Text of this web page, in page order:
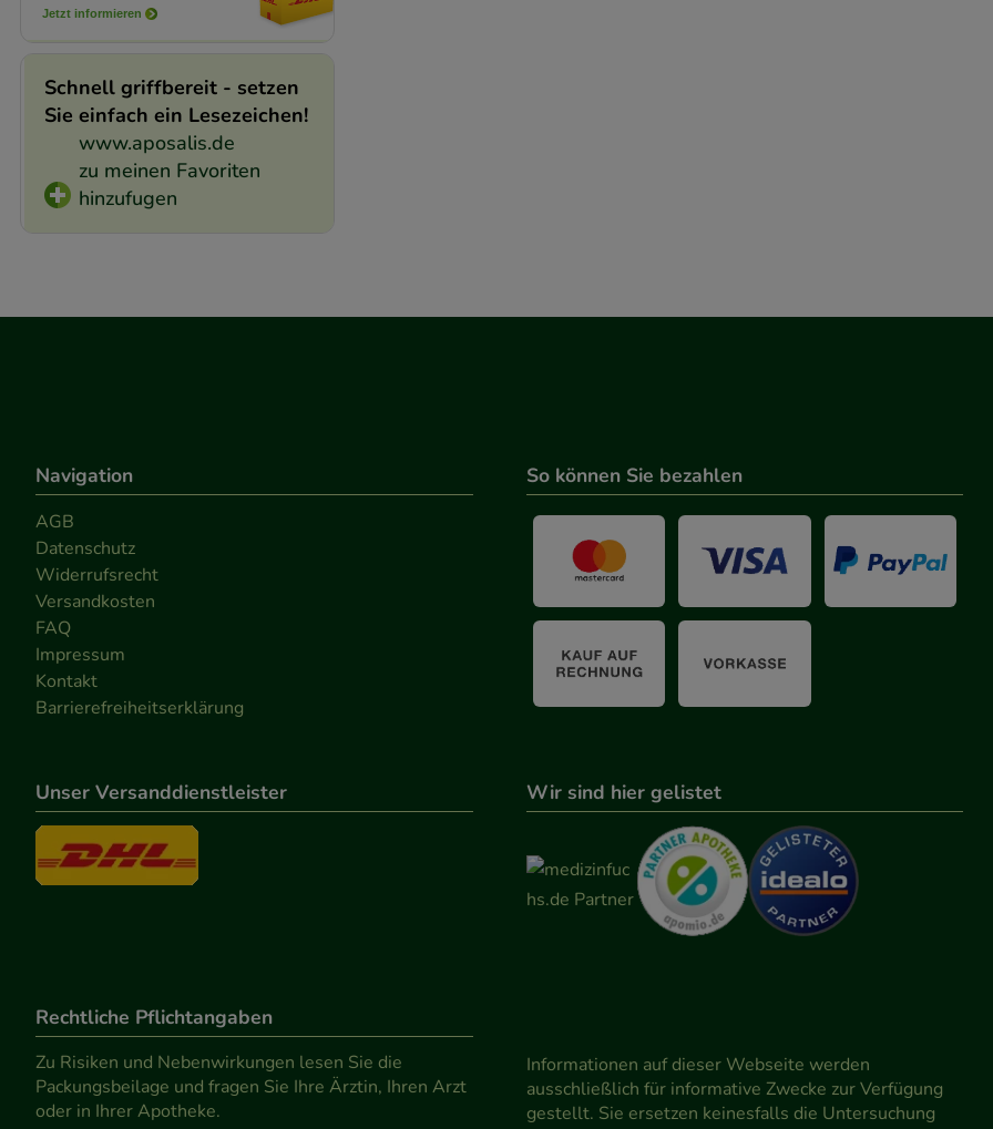
Jetzt informieren
Schnell griffbereit - setzen
Sie einfach ein Lesezeichen!
www.aposalis.de
zu meinen Favoriten
hinzufugen
Navigation
AGB
Datenschutz
Widerrufsrecht
Versandkosten
FAQ
Impressum
Kontakt
Barrierefreiheitserklärung
So können Sie bezahlen
Unser Versanddienstleister Wir sind hier gelistet
Rechtliche Pflichtangaben
Zu Risiken und Nebenwirkungen lesen Sie die
Packungsbeilage und fragen Sie Ihre Ärztin, Ihren Arzt
oder in Ihrer Apotheke.
Informationen auf dieser Webseite werden
ausschließlich für informative Zwecke zur Verfügung
gestellt. Sie ersetzen keinesfalls die Untersuchung